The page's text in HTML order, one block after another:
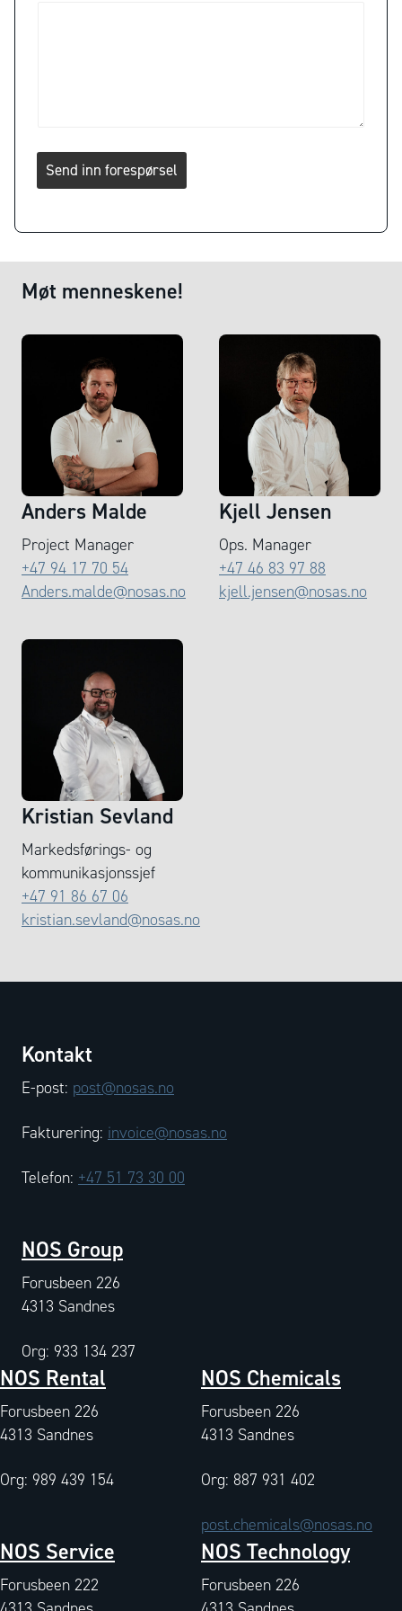
Send inn forespørsel
Møt menneskene!
Anders Malde
Project Manager
+47 94 17 70 54
Anders.malde@nosas.no
Kjell Jensen
Ops. Manager
+47 46 83 97 88
kjell.jensen@nosas.no
Kristian Sevland
Markedsførings- og
kommunikasjonssjef
+47 91 86 67 06
kristian.sevland@nosas.no
Kontakt
E-post: post@nosas.no
Fakturering: invoice@nosas.no
Telefon: +47 51 73 30 00
NOS Group
Forusbeen 226
4313 Sandnes
Org: 933 134 237
NOS Rental
Forusbeen 226
4313 Sandnes
Org: 989 439 154
NOS Chemicals
Forusbeen 226
4313 Sandnes
Org: 887 931 402
post.chemicals@nosas.no
NOS Service
Forusbeen 222
NOS Technology
Forusbeen 226